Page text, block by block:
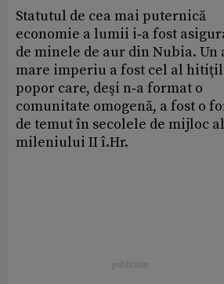
Statutul de cea mai puternică
economie a lumii i‑a fost
de minele de aur din Nubia. Un
mare imperiu a fost cel al
popor care, deşi n‑a format o
comunitate omogenă, a fost o
de temut în secolele de mijloc
mileniului II î.Hr.